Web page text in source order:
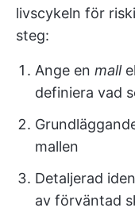
livscykeln för
steg:
Ange en mall
definiera vad
mallen
Detaljerad
av förväntad